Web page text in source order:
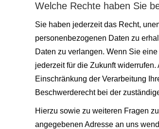
Welche Rechte haben Sie
Sie haben jederzeit das Recht,
personenbezogenen Daten zu
Daten zu verlangen. Wenn Sie
jederzeit für die Zukunft
Einschränkung der Verarbeitung
Beschwerderecht bei der
Hierzu sowie zu weiteren Fragen
angegebenen Adresse an uns